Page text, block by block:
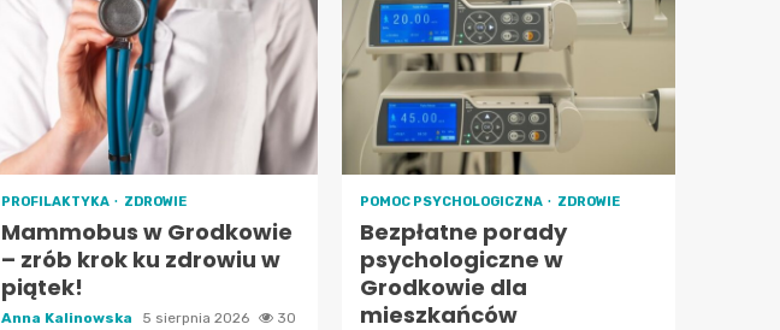
PROFILAKTYKA ZDROWIE
Mammobus w Grodkowie
– zrób krok ku zdrowiu w
piątek!
Anna Kalinowska 5 sierpnia 2026 30
POMOC PSYCHOLOGICZNA ZDROWIE
Bezpłatne porady
psychologiczne w
Grodkowie dla
mieszkańców